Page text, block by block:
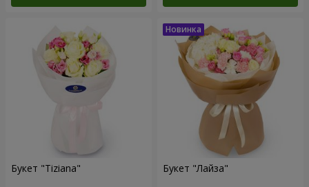
Букет "Tiziana" Букет "Лайза"